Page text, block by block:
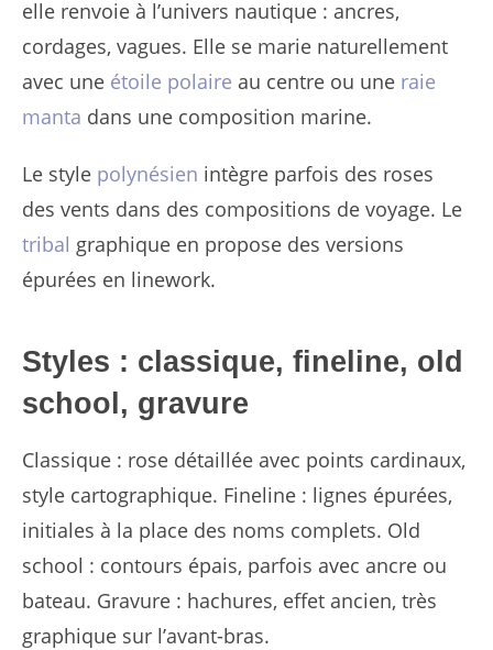
elle renvoie à l’univers nautique : ancres,
cordages, vagues. Elle se marie naturellement
avec une étoile polaire au centre ou une raie
manta dans une composition marine.
Le style polynésien intègre parfois des roses
des vents dans des compositions de voyage. Le
tribal graphique en propose des versions
épurées en linework.
Styles : classique, fineline, old
school, gravure
Classique : rose détaillée avec points cardinaux,
style cartographique. Fineline : lignes épurées,
initiales à la place des noms complets. Old
school : contours épais, parfois avec ancre ou
bateau. Gravure : hachures, effet ancien, très
graphique sur l’avant-bras.